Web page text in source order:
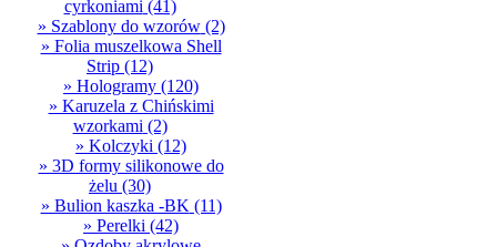
cyrkoniami (41)
» Szablony do wzorów(2)
» Folia muszelkowa Shell
Strip (12)
» Hologramy (120)
» Karuzela z Chińskimi
wzorkami (2)
» Kolczyki (12)
» 3D formy silikonowe do
żelu (30)
» Bulion kaszka -BK (11)
» Perelki (42)